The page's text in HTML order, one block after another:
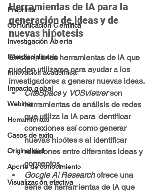
Preprints
Comunicación Científica
Investigación Abierta
Interdisciplinario
Innovación académica
Impacto global
Webinar
Herramientas
Casos de exito
Originalidad
Aporte de conocimiento
Visualización efectiva
Herramientas de IA para la
generación de ideas y de
nuevas hiṕotesis
Existen varias herramientas de IA que
pueden utilizarse para ayudar a los
investigadores a generar nuevas ideas.
CiteSpace y VOSviewer son
herramientas de análisis de redes
que utiliza la IA para identificar
conexiones así como generar
nuevas hipótesis al identificar
relaciones entre diferentes ideas y
conceptos.
Google AI Research ofrece una
serie de herramientas de IA que